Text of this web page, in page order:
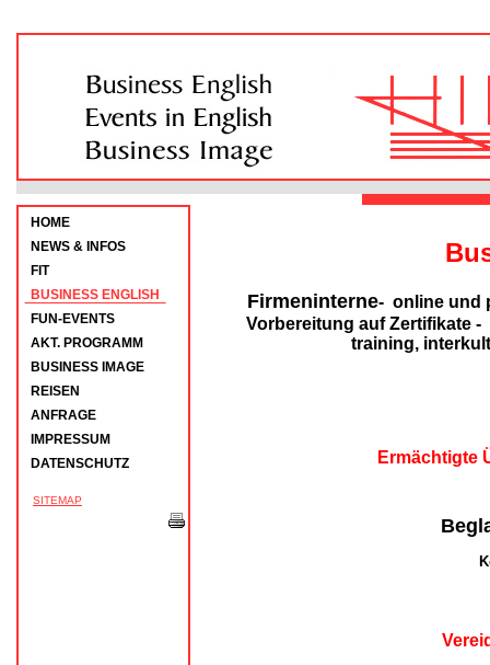
HOME
NEWS & INFOS
FIT
BUSINESS ENGLISH
FUN-EVENTS
AKT. PROGRAMM
BUSINESS IMAGE
REISEN
ANFRAGE
IMPRESSUM
DATENSCHUTZ
SITEMAP
Firmeninterne- online und
Vorbereitung auf Zertifikate
training,
Ermächtigte